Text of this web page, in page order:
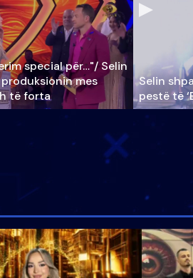
special për…"/ Selin
mes
të forta
Selin
pestë të